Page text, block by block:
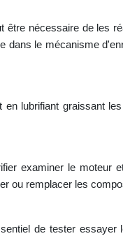
nécessaire de les
le mécanisme
lubrifiant graissant
examiner le moteur
ou remplacer les
de tester